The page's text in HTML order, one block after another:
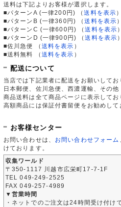
送料は下記よりお客様が選択します。
■パターンA (一律200円)
（送料を表示 ）
■パターンB (一律360円)
（送料を表示 ）
■パターンC (一律600円)
（送料を表示 ）
■パターンD (一律900円)
（送料を表示 ）
■佐川急便
（ 送料を表示 ）
■送料無料
（ 送料を表示 ）
配送について
当店では下記業者に配送をお願いしてお
日本郵便、佐川急便、西濃運輸、その
商品送料は全て商品ページに表示してお
高額商品には保証付書留便をお勧めして
お客様センター
お問い合わせは、 お問い合わせフォーム
けております。
収集ワールド
〒350-1117 川越市広栄町17-7-1F
TEL 049-249-2525
FAX 049-257-4989
▼営業時間
・ネットでのご注文は24時間受け付け